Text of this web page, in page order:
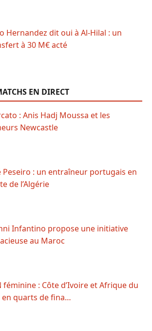
Hernandez dit oui à Al-Hilal : un
à 30 M€ acté
EN DIRECT
: Anis Hadj Moussa et les
Newcastle
Peseiro : un entraîneur portugais en
de l’Algérie
Infantino propose une initiative
au Maroc
féminine : Côte d’Ivoire et Afrique du
en quarts de fina…